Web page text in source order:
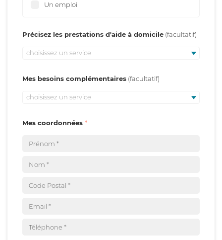
Un emploi
Précisez les prestations d'aide à domicile
choisissez un service
Mes besoins complémentaires
choisissez un service
Mes coordonnées